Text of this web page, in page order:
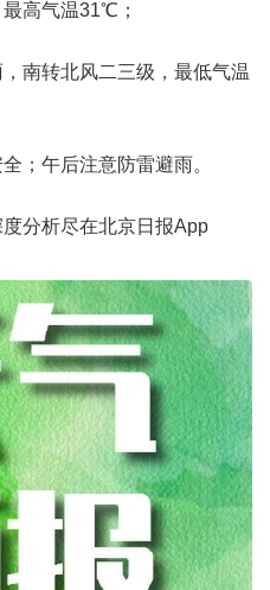
高气温31℃；
南转北风二三级，最低气温
；午后注意防雷避雨。
分析尽在北京日报App